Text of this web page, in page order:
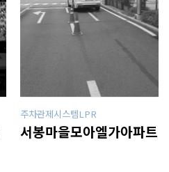
주차관제시스템LPR
서봉마을모아엘가아파트